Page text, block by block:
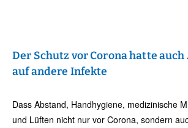
Der Schutz vor Corona hatte
auf andere Infekte
Dass Abstand, Handhygiene, medizinische
und Lüften nicht nur vor Corona, sondern